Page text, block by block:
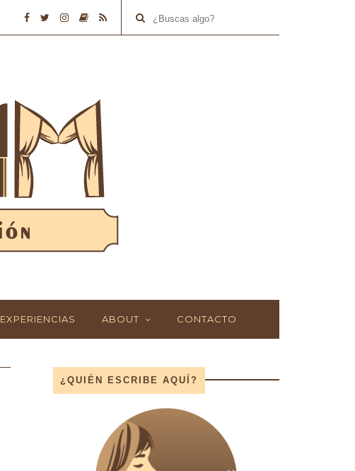
EXPERIENCIAS ABOUT CONTACTO
¿QUIÉN ESCRIBE AQUÍ?